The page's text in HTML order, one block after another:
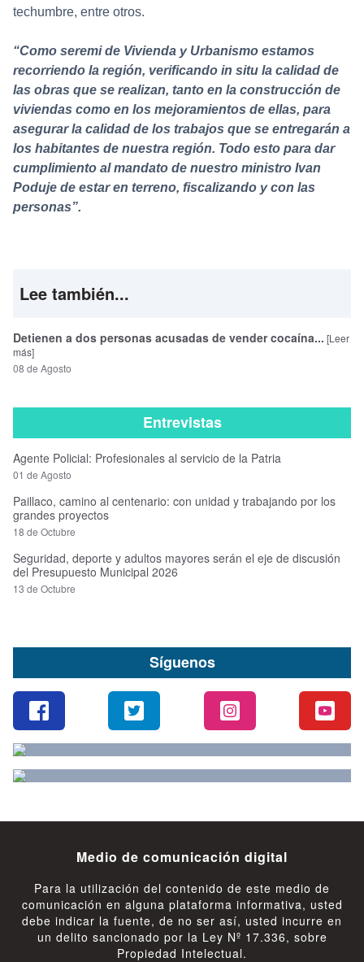
techumbre, entre otros.
“Como seremi de Vivienda y Urbanismo estamos
recorriendo la región, verificando in situ la calidad de
las obras que se realizan, tanto en la construcción de
viviendas como en los mejoramientos de ellas, para
asegurar la calidad de los trabajos que se entregarán a
los habitantes de nuestra región. Todo esto para dar
cumplimiento al mandato de nuestro ministro Ivan
Poduje de estar en terreno, fiscalizando y con las
personas”.
Lee también...
Detienen a dos personas acusadas de vender cocaína... [Leer
más]
08 de Agosto
Entrevistas
Agente Policial: Profesionales al servicio de la Patria
01 de Agosto
Paillaco, camino al centenario: con unidad y trabajando por los
grandes proyectos
18 de Octubre
Seguridad, deporte y adultos mayores serán el eje de discusión
del Presupuesto Municipal 2026
13 de Octubre
Síguenos
Medio de comunicación digital
Para la utilización del contenido de este medio de
comunicación en alguna plataforma informativa, usted
debe indicar la fuente, de no ser así, usted incurre en
un delito sancionado por la Ley Nº 17.336, sobre
Propiedad Intelectual.